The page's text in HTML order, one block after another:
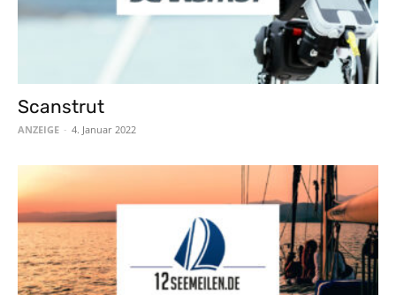
Scanstrut
ANZEIGE - 4. Januar 2022